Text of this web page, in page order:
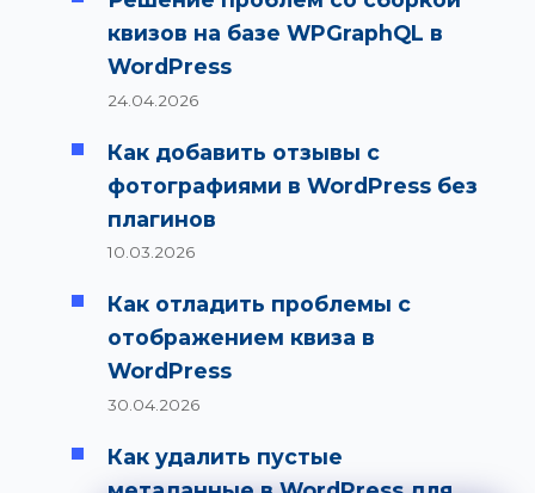
квизов на базе WPGraphQL в
WordPress
24.04.2026
Как добавить отзывы с
фотографиями в WordPress без
плагинов
10.03.2026
Как отладить проблемы с
отображением квиза в
WordPress
30.04.2026
Как удалить пустые